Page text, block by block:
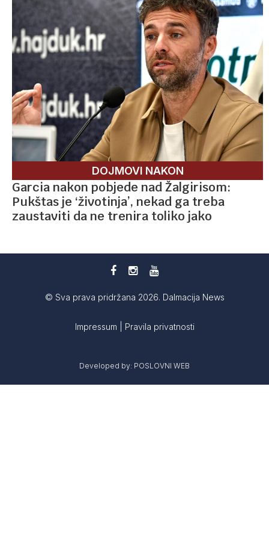
DOJMOVI NAKON
Garcia nakon pobjede nad Žalgirisom:
Pukštas je ‘životinja’, nekad ga treba
zaustaviti da ne trenira toliko jako
© Sva prava pridržana 2026. Dalmacija News
Impressum Pravila privatnosti
Developed by: POSLOVNI WEB